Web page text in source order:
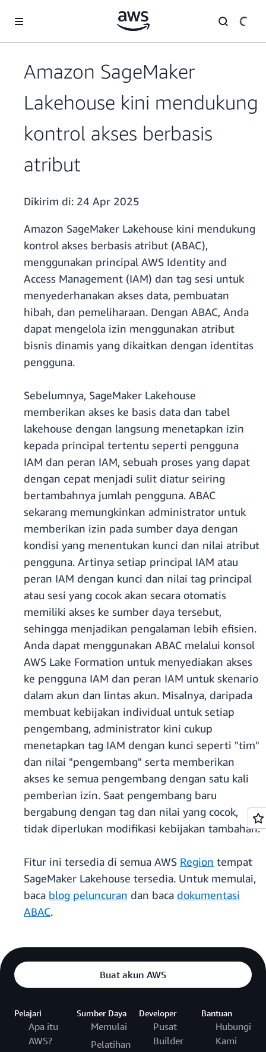
Amazon SageMaker
Lakehouse kini mendukung
kontrol akses berbasis
atribut
Dikirim di: 24 Apr 2025
Amazon SageMaker Lakehouse kini mendukung
kontrol akses berbasis atribut (ABAC),
menggunakan principal AWS Identity and
Access Management (IAM) dan tag sesi untuk
menyederhanakan akses data, pembuatan
hibah, dan pemeliharaan. Dengan ABAC, Anda
dapat mengelola izin menggunakan atribut
bisnis dinamis yang dikaitkan dengan identitas
pengguna.
Sebelumnya, SageMaker Lakehouse
memberikan akses ke basis data dan tabel
lakehouse dengan langsung menetapkan izin
kepada principal tertentu seperti pengguna
IAM dan peran IAM, sebuah proses yang dapat
dengan cepat menjadi sulit diatur seiring
bertambahnya jumlah pengguna. ABAC
sekarang memungkinkan administrator untuk
memberikan izin pada sumber daya dengan
kondisi yang menentukan kunci dan nilai atribut
pengguna. Artinya setiap principal IAM atau
peran IAM dengan kunci dan nilai tag principal
atau sesi yang cocok akan secara otomatis
memiliki akses ke sumber daya tersebut,
sehingga menjadikan pengalaman lebih efisien.
Anda dapat menggunakan ABAC melalui konsol
AWS Lake Formation untuk menyediakan akses
ke pengguna IAM dan peran IAM untuk skenario
dalam akun dan lintas akun. Misalnya, daripada
membuat kebijakan individual untuk setiap
pengembang, administrator kini cukup
menetapkan tag IAM dengan kunci seperti "tim"
dan nilai "pengembang" serta memberikan
akses ke semua pengembang dengan satu kali
pemberian izin. Saat pengembang baru
bergabung dengan tag dan nilai yang cocok,
tidak diperlukan modifikasi kebijakan tambahan.
Fitur ini tersedia di semua AWS Region tempat
SageMaker Lakehouse tersedia. Untuk memulai,
baca blog peluncuran dan baca dokumentasi
ABAC.
Buat akun AWS
Pelajari
Apa itu
AWS?
Sumber Daya
Memulai
Pelatihan
Developer
Pusat
Builder
Bantuan
Hubungi
Kami